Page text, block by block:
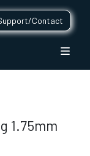
Contact
1.75mm